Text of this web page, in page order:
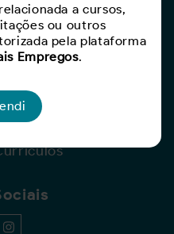
Currículo
se
a cursos,
ou outros
pela plataforma
Empregos.